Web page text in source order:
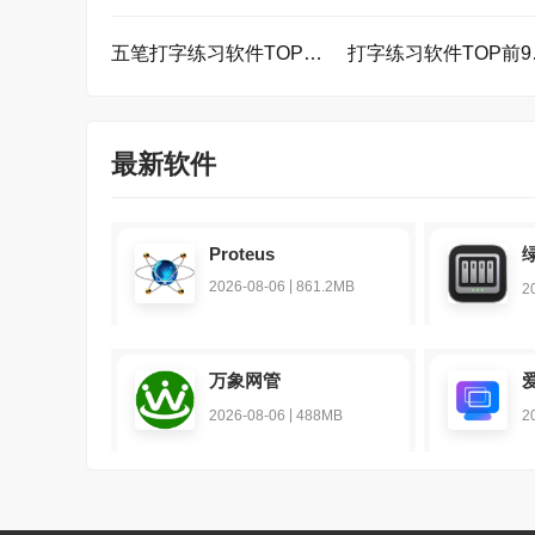
五笔打字练习软件TOP前5名下载
最新软件
Proteus
2026-08-06 861.2MB
万象网管
2026-08-06 488MB